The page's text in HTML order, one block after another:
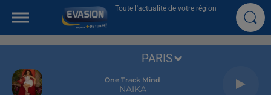
Toute l'actualité de votre région
One Track Mind
NAIKA
PARIS